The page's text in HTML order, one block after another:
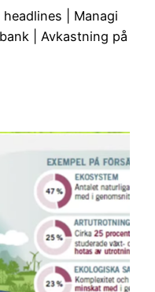
| Managi
| Avkastning på